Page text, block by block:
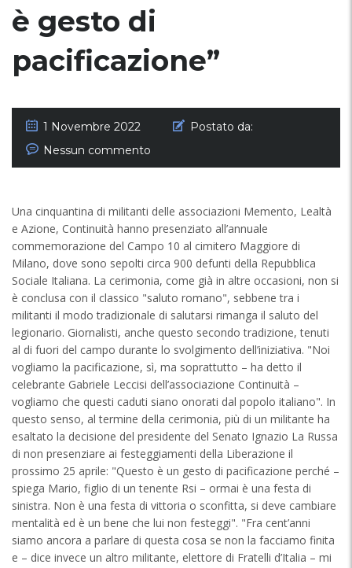
è gesto di
pacificazione”
1 Novembre 2022
Postato da:
Nessun commento
Una cinquantina di militanti delle associazioni Memento, Lealtà
e Azione, Continuità hanno presenziato all’annuale
commemorazione del Campo 10 al cimitero Maggiore di
Milano, dove sono sepolti circa 900 defunti della Repubblica
Sociale Italiana. La cerimonia, come già in altre occasioni, non si
è conclusa con il classico "saluto romano", sebbene tra i
militanti il modo tradizionale di salutarsi rimanga il saluto del
legionario. Giornalisti, anche questo secondo tradizione, tenuti
al di fuori del campo durante lo svolgimento dell’iniziativa. "Noi
vogliamo la pacificazione, sì, ma soprattutto – ha detto il
celebrante Gabriele Leccisi dell’associazione Continuità –
vogliamo che questi caduti siano onorati dal popolo italiano". In
questo senso, al termine della cerimonia, più di un militante ha
esaltato la decisione del presidente del Senato Ignazio La Russa
di non presenziare ai festeggiamenti della Liberazione il
prossimo 25 aprile: "Questo è un gesto di pacificazione perché –
spiega Mario, figlio di un tenente Rsi – ormai è una festa di
sinistra. Non è una festa di vittoria o sconfitta, si deve cambiare
mentalità ed è un bene che lui non festeggi". "Fra cent’anni
siamo ancora a parlare di questa cosa se non la facciamo finita
e – dice invece un altro militante, elettore di Fratelli d’Italia – mi